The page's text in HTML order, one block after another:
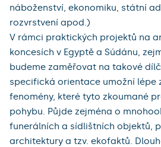
náboženství, ekonomiku, státní
rozvrstvení apod.)
V rámci praktických projektů na
koncesích v Egyptě a Súdánu,
budeme zaměřovat na takové
specifická orientace umožní lépe
fenomény, které tyto zkoumané
pohybu. Půjde zejména o
funerálních a sídlištních objektů,
architektury a tzv. ekofaktů.